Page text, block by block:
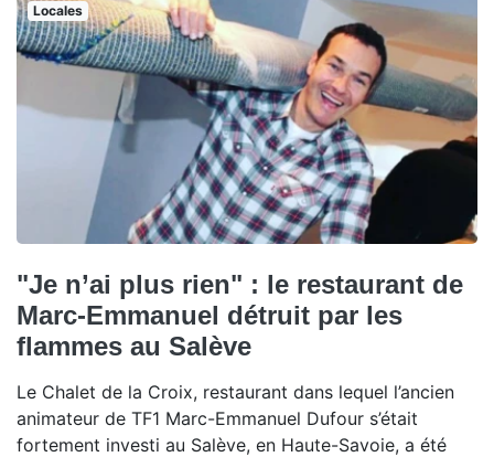
Locales
"Je n’ai plus rien" : le restaurant de
Marc-Emmanuel détruit par les
flammes au Salève
Le Chalet de la Croix, restaurant dans lequel l’ancien
animateur de TF1 Marc-Emmanuel Dufour s’était
fortement investi au Salève, en Haute-Savoie, a été